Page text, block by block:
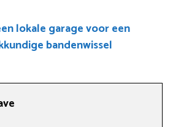
lokale garage voor een
bandenwissel